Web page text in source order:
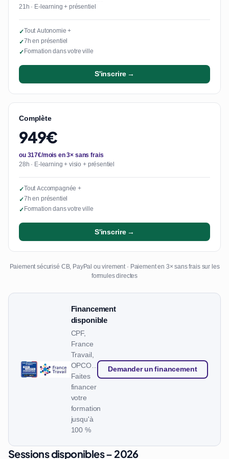
21h · E-learning + présentiel
✓Tout Autonomie +
✓7h en présentiel
✓Formation dans votre ville
S'inscrire →
Complète
949€
ou 317€/mois en 3× sans frais
28h · E-learning + visio + présentiel
✓Tout Accompagnée +
✓7h en présentiel
✓Formation dans votre ville
S'inscrire →
Paiement sécurisé CB, PayPal ou virement · Paiement en 3× sans frais sur les
formules directes
Financement
disponible
CPF,
France
Travail,
OPCO…
Faites
financer
votre
formation
jusqu'à
100 %
Demander un financement
Sessions disponibles – 2026